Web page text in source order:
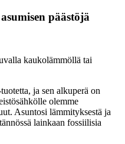
päästöjä
kaukolämmöllä tai
ja sen alkuperä on
olemme
Asuntosi lämmityksestä ja
lainkaan fossiilisia